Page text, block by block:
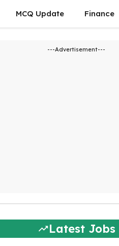
MCQ Update Finance
---Advertisement---
Latest Jobs